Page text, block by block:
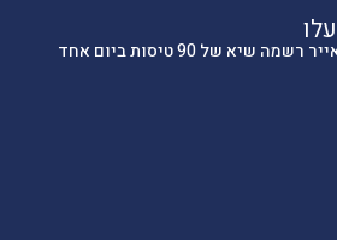
רשמה שיא של 90 טיסות ביום אחד